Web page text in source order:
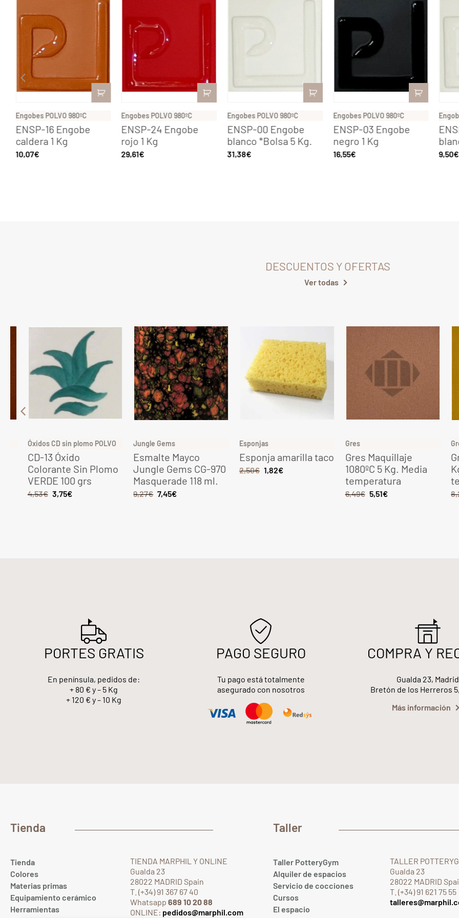
Engobes POLVO 980ºC
ENSP-16 Engobe
caldera 1 Kg
10,07€
Engobes POLVO 980ºC
ENSP-24 Engobe
rojo 1 Kg
29,61€
Engobes POLVO 980ºC
ENSP-00 Engobe
blanco *Bolsa 5 Kg.
31,38€
Engobes POLVO 980ºC
ENSP-03 Engobe
negro 1 Kg
16,55€ 9,50€
DESCUENTOS Y OFERTAS
Ver todas
Óxidos CD sin plomo POLVO
CD-13 Óxido
Colorante Sin Plomo
VERDE 100 grs
4,53€ 3,75€
Jungle Gems
Esmalte Mayco
Jungle Gems CG-970
Masquerade 118 ml.
9,27€ 7,45€
Esponjas
Esponja amarilla taco
2,50€ 1,82€
Gres
Gres Maquillaje
1080ºC 5 Kg. Media
temperatura
6,49€ 5,51€
Gres
8,28
PORTES GRATIS
En península, pedidos de:
+ 80 € y – 5 Kg
+ 120 € y – 10 Kg
PAGO SEGURO
Tu pago está totalmente
asegurado con nosotros
COMPRA Y
Gualda 23, Madrid
Bretón de los Herreros
Más información
Tienda
Tienda
Colores
Materias primas
Equipamiento cerámico
Herramientas
TIENDA MARPHIL Y ONLINE
Gualda 23
28022 MADRID Spain
T. (+34) 91 367 67 40
Whatsapp 689 10 20 88
ONLINE: pedidos@marphil.com
Taller
Taller PotteryGym
Alquiler de espacios
Servicio de cocciones
Cursos
El espacio
TALLER
Gualda 23
28022 MADRID
T. (+34) 91 621 75 55